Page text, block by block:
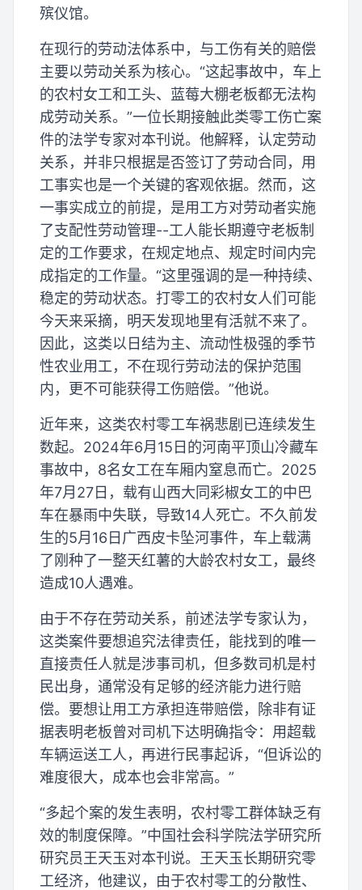
殡仪馆。
在现行的劳动法体系中，与工伤有关的赔偿
主要以劳动关系为核心。“这起事故中，车上
的农村女工和工头、蓝莓大棚老板都无法构
成劳动关系。”一位长期接触此类零工伤亡案
件的法学专家对本刊说。他解释，认定劳动
关系，并非只根据是否签订了劳动合同，用
工事实也是一个关键的客观依据。然而，这
一事实成立的前提，是用工方对劳动者实施
了支配性劳动管理--工人能长期遵守老板制
定的工作要求，在规定地点、规定时间内完
成指定的工作量。“这里强调的是一种持续、
稳定的劳动状态。打零工的农村女人们可能
今天来采摘，明天发现地里有活就不来了。
因此，这类以日结为主、流动性极强的季节
性农业用工，不在现行劳动法的保护范围
内，更不可能获得工伤赔偿。”他说。
近年来，这类农村零工车祸悲剧已连续发生
数起。2024年6月15日的河南平顶山冷藏车
事故中，8名女工在车厢内窒息而亡。2025
年7月27日，载有山西大同彩椒女工的中巴
车在暴雨中失联，导致14人死亡。不久前发
生的5月16日广西皮卡坠河事件，车上载满
了刚种了一整天红薯的大龄农村女工，最终
造成10人遇难。
由于不存在劳动关系，前述法学专家认为，
这类案件要想追究法律责任，能找到的唯一
直接责任人就是涉事司机，但多数司机是村
民出身，通常没有足够的经济能力进行赔
偿。要想让用工方承担连带赔偿，除非有证
据表明老板曾对司机下达明确指令：用超载
车辆运送工人，再进行民事起诉，“但诉讼的
难度很大，成本也会非常高。”
“多起个案的发生表明，农村零工群体缺乏有
效的制度保障。”中国社会科学院法学研究所
研究员王天玉对本刊说。王天玉长期研究零
工经济，他建议，由于农村零工的分散性、